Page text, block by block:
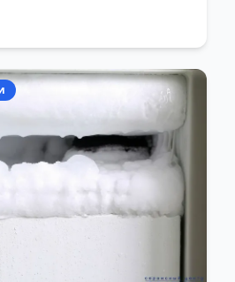
хранение остатков
химических веществ и